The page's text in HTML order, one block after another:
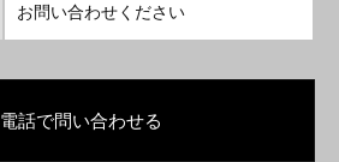
お問い合わせください
電話で問い合わせる